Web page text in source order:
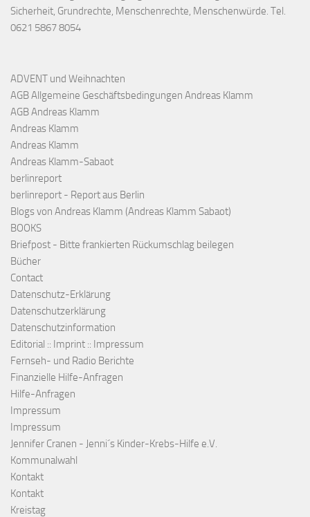
Sicherheit, Grundrechte, Menschenrechte, Menschenwürde. Tel.
0621 5867 8054
ADVENT und Weihnachten
AGB Allgemeine Geschäftsbedingungen Andreas Klamm
AGB Andreas Klamm
Andreas Klamm
Andreas Klamm
Andreas Klamm-Sabaot
berlinreport
berlinreport - Report aus Berlin
Blogs von Andreas Klamm (Andreas Klamm Sabaot)
BOOKS
Briefpost - Bitte frankierten Rückumschlag beilegen
Bücher
Contact
Datenschutz-Erklärung
Datenschutzerklärung
Datenschutzinformation
Editorial :: Imprint :: Impressum
Fernseh- und Radio Berichte
Finanzielle Hilfe-Anfragen
Hilfe-Anfragen
Impressum
Impressum
Jennifer Cranen - Jenni´s Kinder-Krebs-Hilfe e.V.
Kommunalwahl
Kontakt
Kontakt
Kreistag